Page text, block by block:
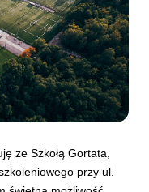
ze Szkołą Gortata,
przy ul.